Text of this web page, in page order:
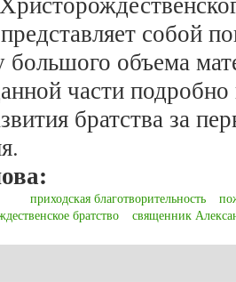
собой
объема
части
братства за
приходская благотворительность
братство священник